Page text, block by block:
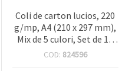
Coli de carton lucios, 220
g/mp, A4 (210 x 297 mm),
Mix de 5 culori, Set de 10
coli
COD: 824596